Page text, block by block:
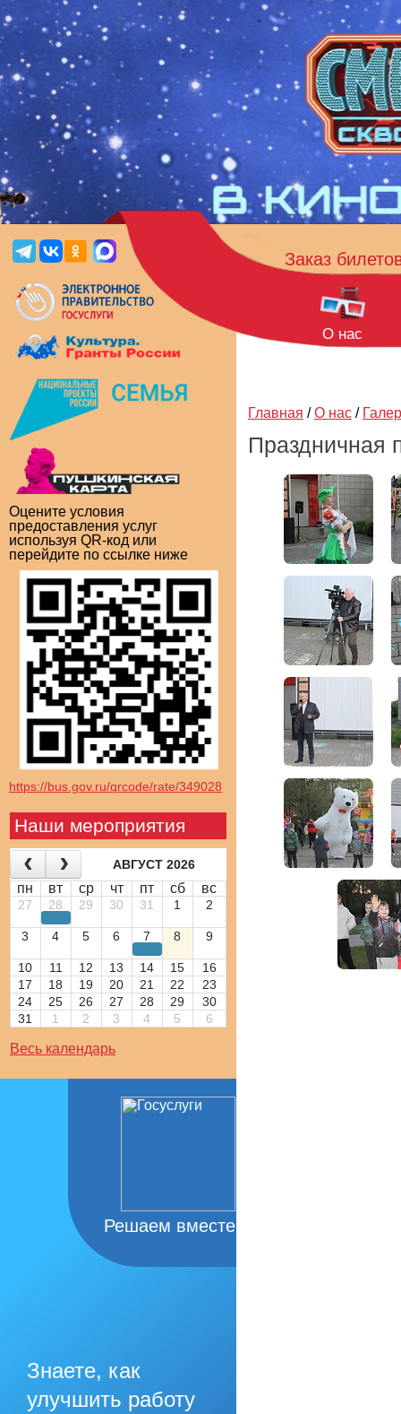
Оцените условия
предоставления услуг
используя QR-код или
перейдите по ссылке ниже
https://bus.gov.ru/qrcode/rate/349028
Наши мероприятия
АВГУСТ 2026
пн вт ср чт пт сб вс
27 28 29 30 31 1 2
3 4 5 6 7 8 9
10 11 12 13 14 15
16
17
18 19 20 21 22
23
24
25 26 27 28 29
30
31
1 2 3 4 5 6
Весь календарь
Решаем вместе
Знаете, как
улучшить работу
Заказ
О нас
Главная / О нас /
Праздничная